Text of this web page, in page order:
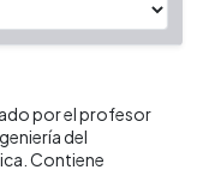
por el profesor
del
Contiene